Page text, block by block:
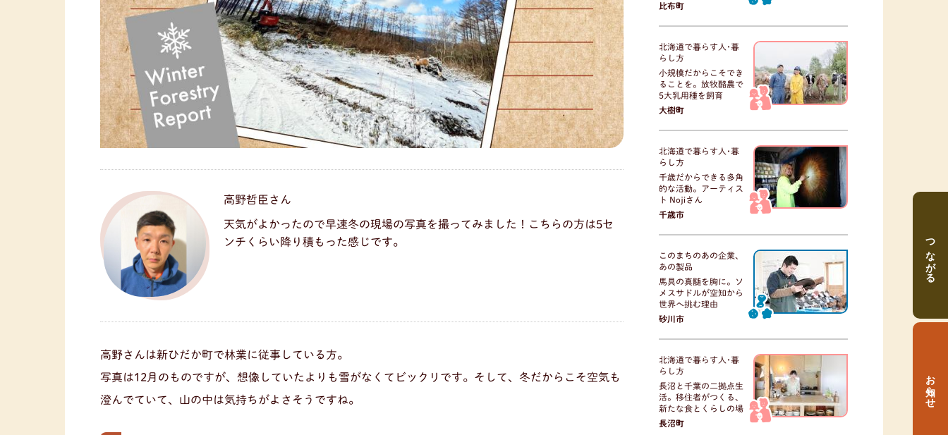
高野哲臣さん
天気がよかったので早速冬の現場の写真を撮ってみました！こちらの方は5セ
ンチくらい降り積もった感じです。
高野さんは新ひだか町で林業に従事している方。
写真は12月のものですが、想像していたよりも雪がなくてビックリです。そして、冬だからこそ空気も
澄んでていて、山の中は気持ちがよさそうですね。
比布町
北海道で暮らす人･暮
らし方
小規模だからこそでき
ることを。放牧酪農で
5大乳用種を飼育
大樹町
北海道で暮らす人･暮
らし方
千歳だからできる多角
的な活動。アーティス
ト Nojiさん
千歳市
このまちのあの企業、
あの製品
馬具の真髄を胸に。ソ
メスサドルが空知から
世界へ挑む理由
砂川市
北海道で暮らす人･暮
らし方
長沼と千葉の二拠点生
活。移住者がつくる、
新たな食とくらしの場
長沼町
つながる
お知らせ